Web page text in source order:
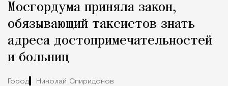
Мосгордума приняла закон,
обязывающий таксистов знать
адреса достопримечательностей
и больниц
Город Николай Спиридонов